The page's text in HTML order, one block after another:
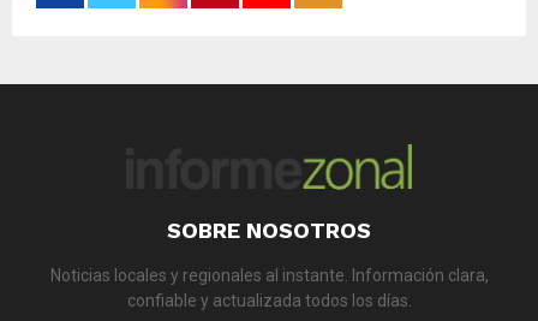
SOBRE NOSOTROS
Noticias locales y regionales al instante. Información clara,
confiable y actualizada todos los días.